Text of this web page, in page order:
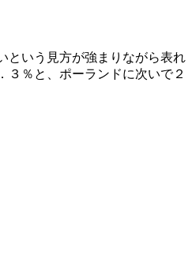
という見方が強まりながら表れ
％と、ポーランドに次いで２